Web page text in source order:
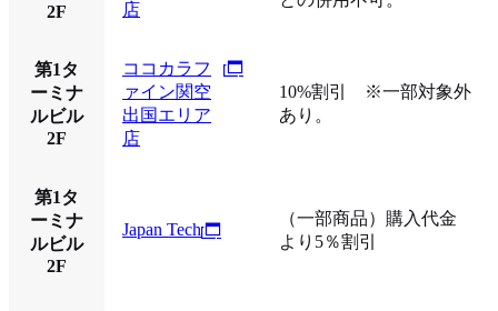
2F 店
第1タ
ーミナ
ルビル
2F
ココカラフ
ァイン関空
出国エリア
店
10%割引 ※一部対象外
あり。
第1タ
ーミナ
ルビル
2F
Japan Tech
（一部商品）購入代金
より5％割引